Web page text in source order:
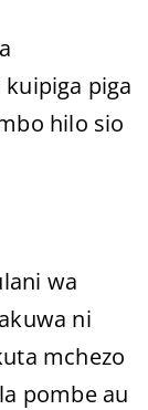
piga
hilo sio
wa
ni
mchezo
pombe au